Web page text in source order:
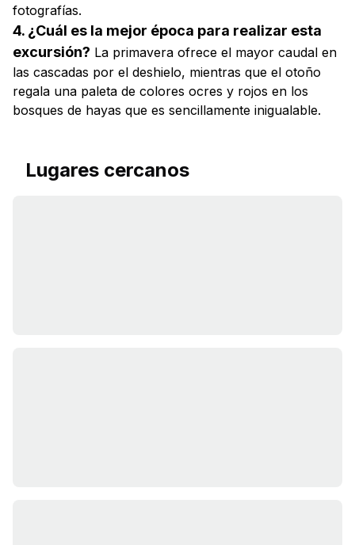
fotografías.
4. ¿Cuál es la mejor época para realizar esta
excursión? La primavera ofrece el mayor caudal en
las cascadas por el deshielo, mientras que el otoño
regala una paleta de colores ocres y rojos en los
bosques de hayas que es sencillamente inigualable.
Lugares cercanos